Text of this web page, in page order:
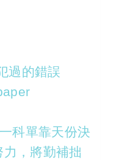
過的錯誤
科單靠天份決
，將勤補拙